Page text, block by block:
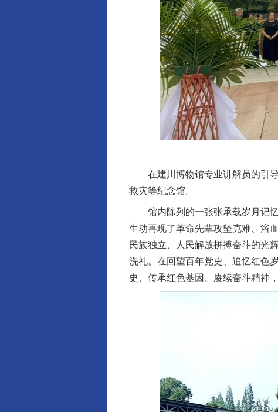
在建川博物馆专业讲解员的引导
救灾等纪念馆。
馆内陈列的一张张承载岁月记忆
生动再现了革命先辈攻坚克难、浴
民族独立、人民解放拼搏奋斗的光
洗礼。在回望百年党史、追忆红色
史、传承红色基因、赓续奋斗精神